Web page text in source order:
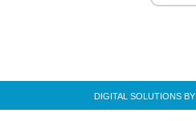
DIGITAL SOLUTIONS BY